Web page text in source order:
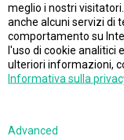
meglio i nostri
anche alcuni servizi di
comportamento su
l'uso di cookie analitici
ulteriori informazioni,
Informativa sulla
Advanced